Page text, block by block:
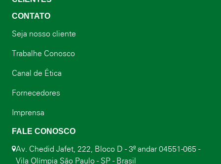
CONTATO
Seja nosso cliente
Trabalhe Conosco
Canal de Ética
Fornecedores
Imprensa
FALE CONOSCO
Av. Chedid Jafet, 222, Bloco D - 3º andar 04551-065 -
Vila Olímpia São Paulo - SP - Brasil